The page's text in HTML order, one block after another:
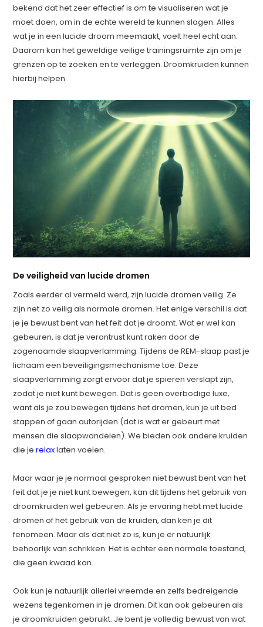
bekend dat het zeer effectief is om te visualiseren wat je
moet doen, om in de echte wereld te kunnen slagen. Alles
wat je in een lucide droom meemaakt, voelt heel echt aan.
Daarom kan het geweldige veilige trainingsruimte zijn om je
grenzen op te zoeken en te verleggen. Droomkruiden kunnen
hierbij helpen.
De veiligheid van lucide dromen
Zoals eerder al vermeld werd, zijn lucide dromen veilig. Ze
zijn net zo veilig als normale dromen. Het enige verschil is dat
je je bewust bent van het feit dat je droomt. Wat er wel kan
gebeuren, is dat je verontrust kunt raken door de
zogenaamde slaapverlamming. Tijdens de REM-slaap past je
lichaam een beveiligingsmechanisme toe. Deze
slaapverlamming zorgt ervoor dat je spieren verslapt zijn,
zodat je niet kunt bewegen. Dat is geen overbodige luxe,
want als je zou bewegen tijdens het dromen, kun je uit bed
stappen of gaan autorijden (dat is wat er gebeurt met
mensen die slaapwandelen). We bieden ook andere kruiden
die jerelaxlaten voelen.
Maar waar je je normaal gesproken niet bewust bent van het
feit dat je je niet kunt bewegen, kan dit tijdens het gebruik van
droomkruiden wel gebeuren. Als je ervaring hebt met lucide
dromen of het gebruik van de kruiden, dan ken je dit
fenomeen. Maar als dat niet zo is, kun je er natuurlijk
behoorlijk van schrikken. Het is echter een normale toestand,
die geen kwaad kan.
Ook kun je natuurlijk allerlei vreemde en zelfs bedreigende
wezens tegenkomen in je dromen. Dit kan ook gebeuren als
je droomkruiden gebruikt. Je bent je volledig bewust van wat